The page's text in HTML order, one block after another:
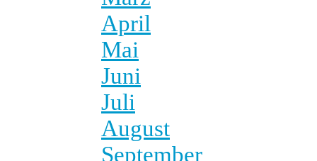
April
Mai
Juni
Juli
August
September